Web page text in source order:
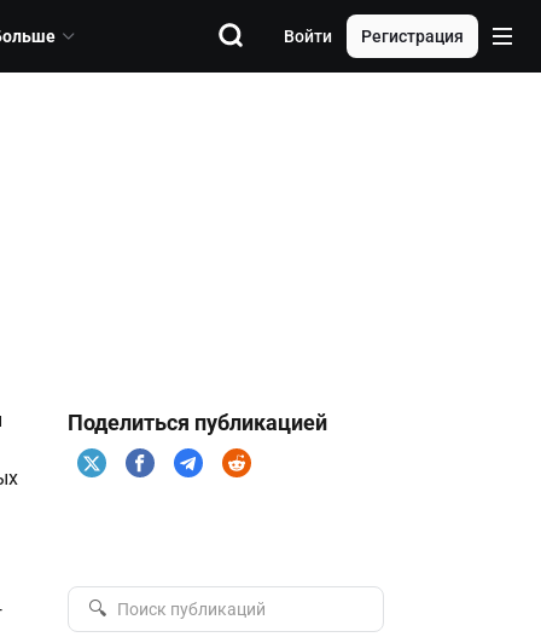
Войти Регистрация
Поделиться публикацией
🔍